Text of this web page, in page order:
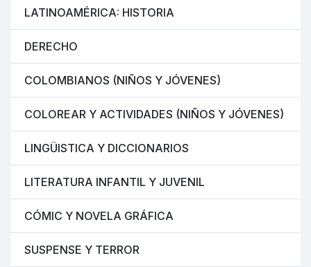
LATINOAMÉRICA: HISTORIA
DERECHO
COLOMBIANOS (NIÑOS Y JÓVENES)
COLOREAR Y ACTIVIDADES (NIÑOS Y JÓVENES)
LINGÜISTICA Y DICCIONARIOS
LITERATURA INFANTIL Y JUVENIL
CÓMIC Y NOVELA GRÁFICA
SUSPENSE Y TERROR